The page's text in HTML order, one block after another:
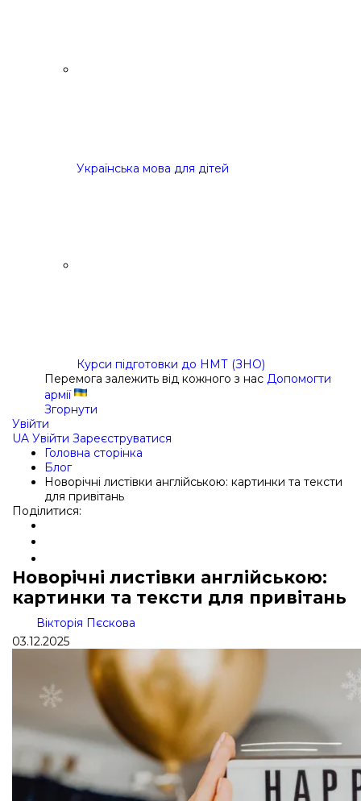
Українська мова для дітей
Курси підготовки до НМТ (ЗНО)
Перемога залежить від кожного з нас Допомогти
армії
Згорнути
Увійти
UA Увійти Зареєструватися
Головна сторінка
Блог
Новорічні листівки англійською: картинки та тексти
для привітань
Поділитися:
Новорічні листівки англійською:
картинки та тексти для привітань
Вікторія Пєскова
03.12.2025